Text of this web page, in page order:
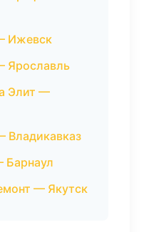
Ижевск
Элит —
Барнаул
— Якутск